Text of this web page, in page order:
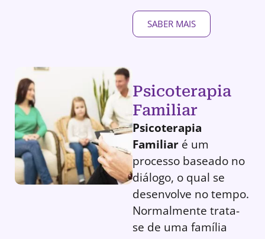
SABER MAIS
Psicoterapia
Familiar
Psicoterapia
Familiar é um
processo baseado no
diálogo, o qual se
desenvolve no tempo.
Normalmente trata-
se de uma família